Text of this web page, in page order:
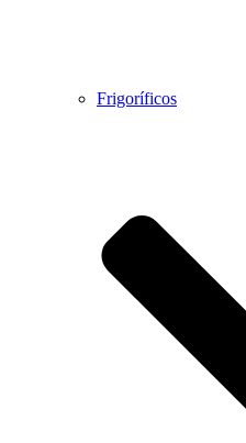
Frigoríficos